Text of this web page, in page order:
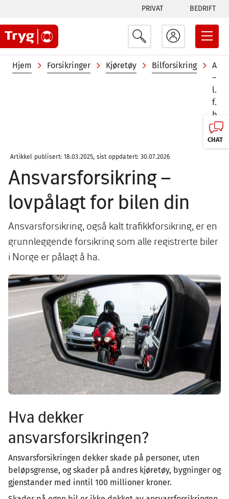
hovedinnhold
Tabs
menu
PRIVAT BEDRIFT
Navigasjonssti
Hjem Forsikringer Kjøretøy Bilforsikring
–
for
din
Artikkel publisert: 18.03.2025, sist oppdatert: 30.07.2026
Ansvarsforsikring –
lovpålagt for bilen din
Ansvarsforsikring, også kalt trafikkforsikring, er en
grunnleggende forsikring som alle registrerte biler
i Norge er pålagt å ha.
Image
Hva dekker
ansvarsforsikringen?
Ansvarsforsikringen dekker skade på personer, uten
beløpsgrense, og skader på andres kjøretøy, bygninger og
gjenstander med inntil 100 millioner kroner.
CHAT